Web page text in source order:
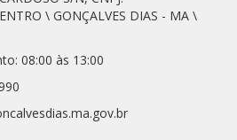
\ GONÇALVES DIAS - MA \
08:00 às 13:00